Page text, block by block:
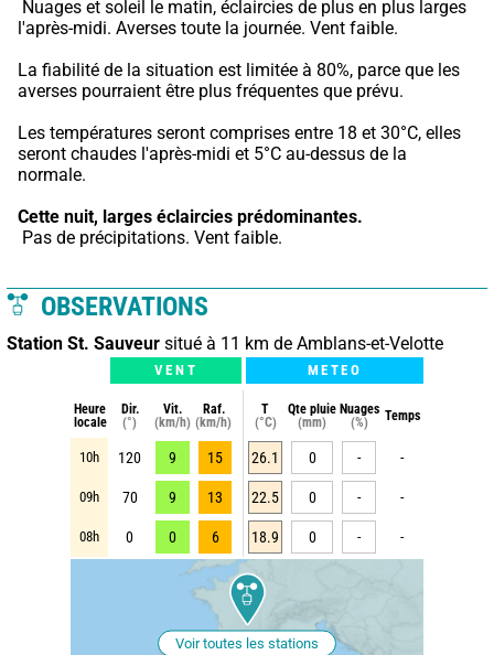
l'après-midi. Averses toute la journée. Vent faible.
La fiabilité de la situation est limitée à 80%, parce que les
averses pourraient être plus fréquentes que prévu.
Les températures seront comprises entre 18 et 30°C, elles
seront chaudes l'après-midi et 5°C au-dessus de la
normale.
Cette nuit, larges éclaircies prédominantes.
Pas de précipitations. Vent faible.
OBSERVATIONS
Station St. Sauveur situé à 11 km de Amblans-et-Velotte
VENT METEO
Heure
locale
Dir.
(°)
Vit.
(km/h)
Raf.
(km/h)
T
(°C)
Qte pluie
(mm)
Nuages
(%)
Temps
10h 120 9 15 26.1 0 - -
09h 70 9 13 22.5 0 - -
08h 0 0 6 18.9 0 - -
Voir toutes les stations